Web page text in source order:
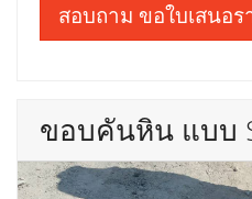
สอบถาม ขอใบเสนอร
ขอบคันหิน แบบ